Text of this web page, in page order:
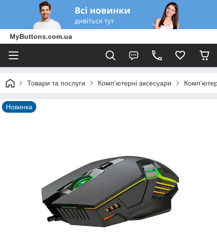
MyButtons.com.ua
Товари та послуги Комп'ютерні аксесуари
Новинка